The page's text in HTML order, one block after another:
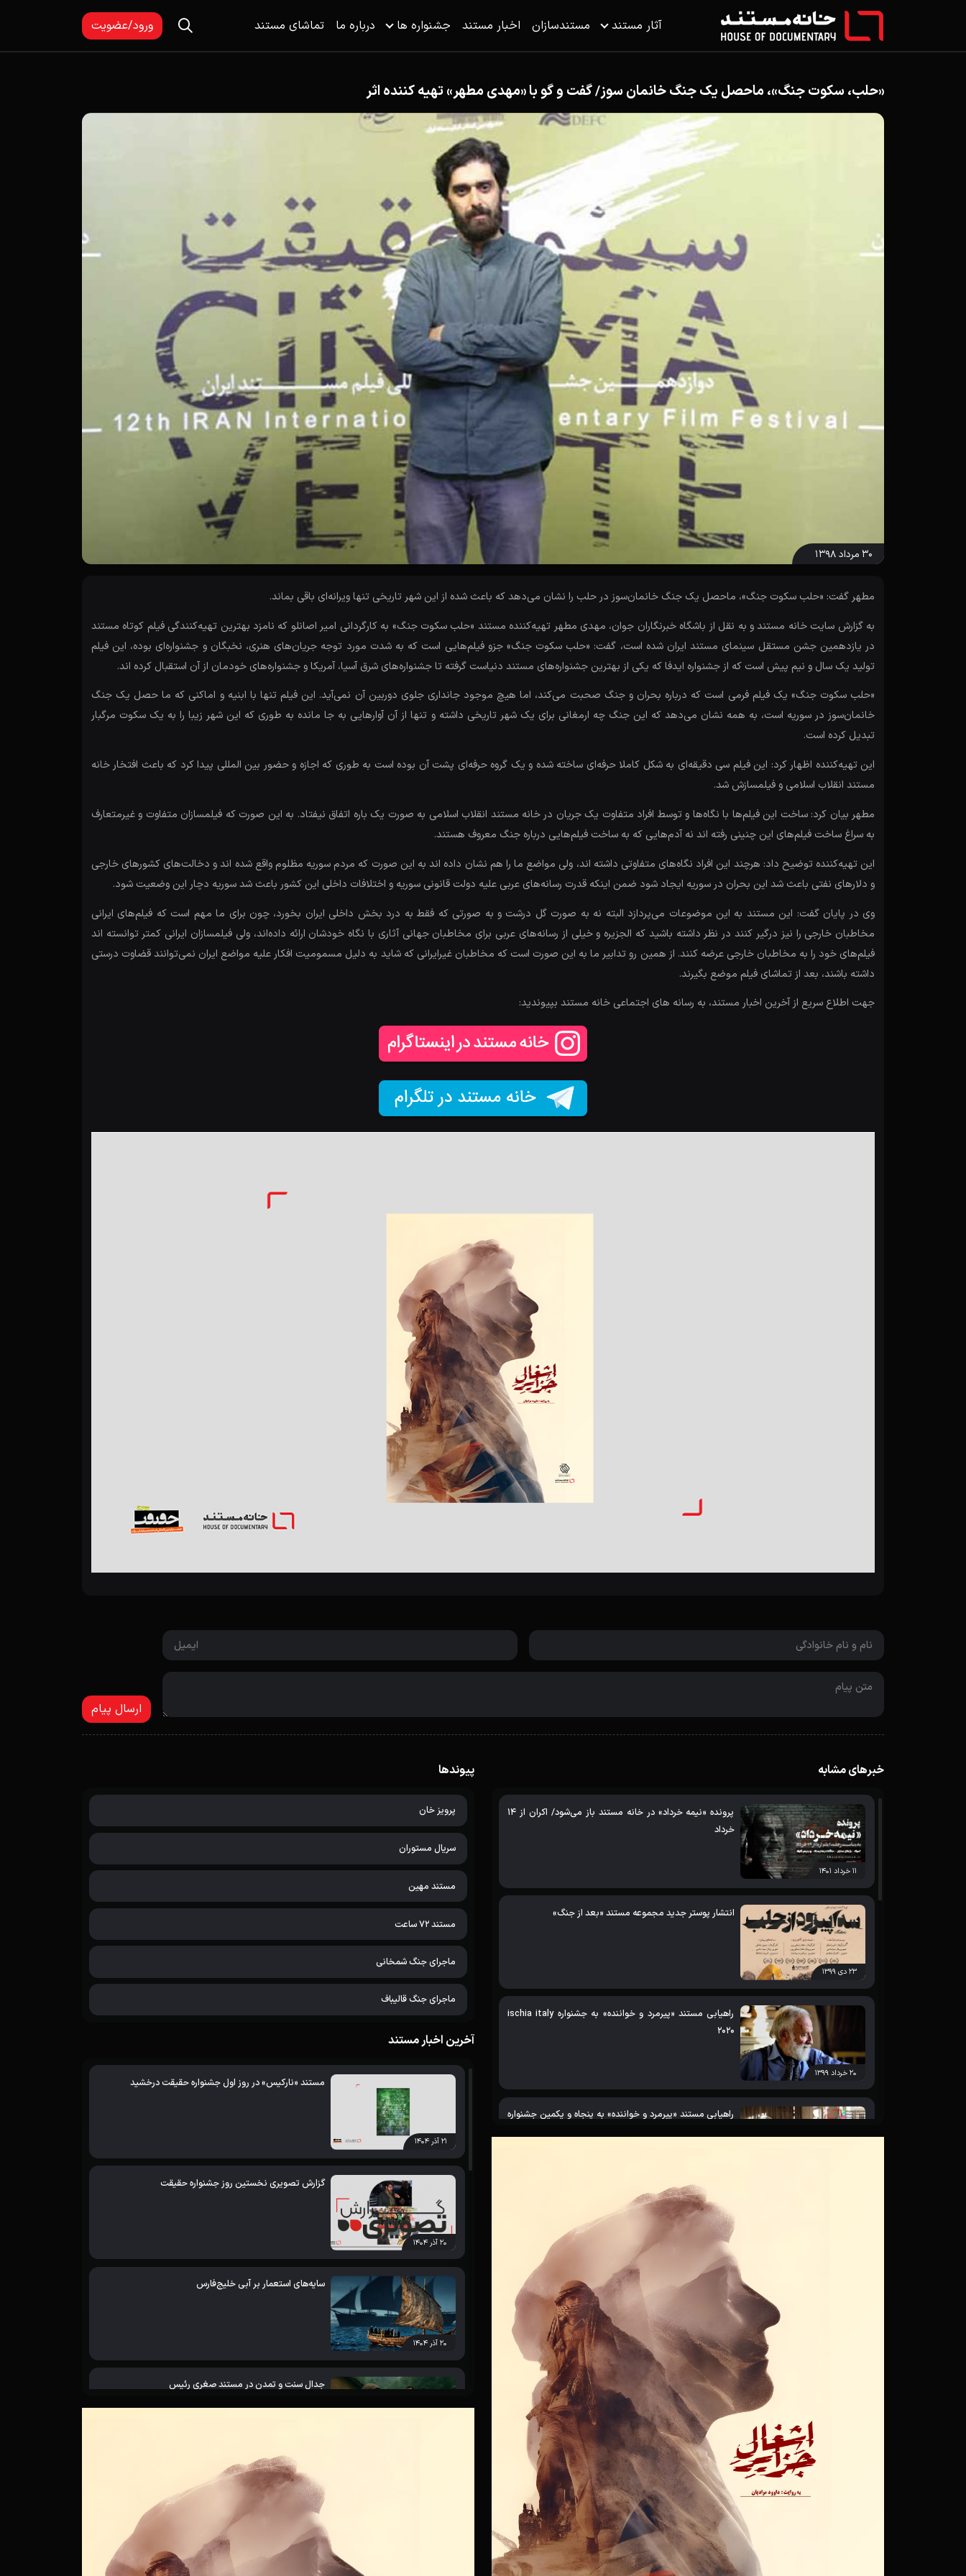
آثار مستند مستندسازان اخبار مستند جشنواره ها درباره ما تماشای مستند ورود/عضویت
پیوندها
پرویز خان
سریال مستوران
مستند مهین
مستند 72 ساعت
ماجرای جنگ شمخانی
ماجرای جنگ قالیباف
آخرین اخبار مستند
۲۱ آذر ۱۴۰۴
مستند «نارکیس» در روز اول جشنواره حقیقت درخشید
۲۰ آذر ۱۴۰۴
گزارش تصویری نخستین روز جشنواره حقیقت
۲۰ آذر ۱۴۰۴
سایه‌های استعمار بر آبی خلیج‌فارس
جدال سنت و تمدن در مستند صغری رئیس
زخم‌هایی که در خاک می‌ماند
«حلب، سکوت جنگ»، ماحصل یک جنگ خانمان سوز/ گفت و گو با «مهدی مطهر» تهیه کننده اثر
۳۰ مرداد ۱۳۹۸
مطهر گفت: «حلب سکوت جنگ»، ماحصل یک جنگ خانمان‌سوز در حلب را نشان می‌دهد که باعث شده از این شهر تاریخی تنها ویرانه‌ای باقی بماند.
به گزارش سایت خانه مستند و به نقل از باشگاه خبرنگاران جوان، مهدی مطهر تهیه‌کننده مستند «حلب سکوت جنگ» به کارگردانی امیر اصانلو که نامزد بهترین تهیه‌کنندگی فیلم کوتاه مستند
در یازدهمین جشن مستقل سینمای مستند ایران شده است، گفت: «حلب سکوت جنگ» جزو فیلم‌هایی است که به شدت مورد توجه جریان‌های هنری، نخبگان و جشنواره‌ای بوده، این فیلم
تولید یک سال و نیم پیش است که از جشنواره ایدفا که یکی از بهترین جشنواره‌های مستند دنیاست گرفته تا جشنواره‌های شرق آسیا، آمریکا و جشنواره‌های خودمان از آن استقبال کرده اند.
«حلب سکوت جنگ» یک فیلم فرمی است که درباره بحران و جنگ صحبت می‌کند، اما هیچ موجود جانداری جلوی دوربین آن نمی‌آید. این فیلم تنها با ابنیه و اماکنی که ما حصل یک جنگ
خانمان‌سوز در سوریه است، به همه نشان می‌دهد که این جنگ چه ارمغانی برای یک شهر تاریخی داشته و تنها از آن آوار‌هایی به جا مانده به طوری که این شهر زیبا را به یک سکوت مرگبار
تبدیل کرده است.
این تهیه‌کننده اظهار کرد: این فیلم سی دقیقه‌ای به شکل کاملا حرفه‌ای ساخته شده و یک گروه حرفه‌ای پشت آن بوده است به طوری که اجازه و حضور بین المللی پیدا کرد که باعث افتخار خانه
مستند انقلاب اسلامی و فیلمسازش شد.
مطهر بیان کرد: ساخت این فیلم‌ها با نگاه‌ها و توسط افراد متفاوت یک جریان در خانه مستند انقلاب اسلامی به صورت یک باره اتفاق نیفتاد. به این صورت که فیلمسازان متفاوت و غیرمتعارف
به سراغ ساخت فیلم‌های این چنینی رفته اند نه آدم‌هایی که به ساخت فیلم‌هایی درباره جنگ معروف هستند.
این تهیه‌کننده توضیح داد: هرچند این افراد نگاه‌های متفاوتی داشته اند، ولی مواضع ما را هم نشان داده اند به این صورت که مردم سوریه مظلوم واقع شده اند و دخالت‌های کشور‌های خارجی
و دلار‌های نفتی باعث شد این بحران در سوریه ایجاد شود ضمن اینکه قدرت رسانه‌های عربی علیه دولت قانونی سوریه و اختلافات داخلی این کشور باعث شد سوریه دچار این وضعیت شود.
وی در پایان گفت: این مستند به این موضوعات می‌پردازد البته نه به صورت گل درشت و به صورتی که فقط به درد بخش داخلی ایران بخورد، چون برای ما مهم است که فیلم‌های ایرانی
مخاطبان خارجی را نیز درگیر کنند در نظر داشته باشید که الجزیره و خیلی از رسانه‌های عربی برای مخاطبان جهانی آثاری با نگاه خودشان ارائه داده‌اند، ولی فیلمسازان ایرانی کمتر توانسته اند
فیلم‌های خود را به مخاطبان خارجی عرضه کنند. از همین رو تدابیر ما به این صورت است که مخاطبان غیرایرانی که شاید به دلیل مسمومیت افکار علیه مواضع ایران نمی‌توانند قضاوت درستی
داشته باشند، بعد از تماشای فیلم موضع بگیرند.
جهت اطلاع سریع از آخرین اخبار مستند، به رسانه های اجتماعی خانه مستند بپیوندید:
خبرهای مشابه
۱۱ خرداد ۱۴۰۱
پرونده «نیمه خرداد» در خانه مستند باز می‌شود/ اکران از 14
خرداد
۲۳ دی ۱۳۹۹
انتشار پوستر جدید مجموعه مستند «بعد از جنگ»
۲۰ خرداد ۱۳۹۹
راهیابی مستند «پیرمرد و خواننده» به جشنواره ischia italy
2020
راهیابی مستند «پیرمرد و خواننده» به پنجاه و یکمین جشنواره
چرا «پیرمرد و خواننده» بهترین فیلم بخش شهید آوینی سینما
حقیقت شد؟/ یادداشتی درباره مستند «پیرمرد و خواننده»
«امیر اصانلو» کارگردان «پیرمرد و خواننده»: دریافت جایزه ای
مزین به نام شهید آوینی، برایم بسیار جذاب است
برگزیدگان سیزدهمین جشنواره سینما حقیقت معرفی شدند
موفقیت آثار خانه مستند در سیزدهمین جشنواره سینما
حقیقت/درخشش مستندهای «پیرمرد و خواننده»، «خاطرات
موتورسیکلت» و «خودکار»/ نامزدی مستند «روزی که رفت»